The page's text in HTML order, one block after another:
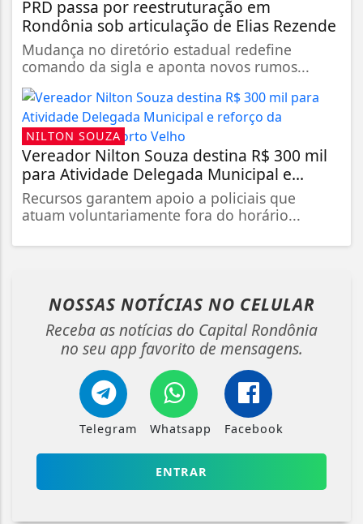
PRD passa por reestruturação em
Rondônia sob articulação de Elias Rezende
Mudança no diretório estadual redefine
comando da sigla e aponta novos rumos...
NILTON SOUZA
Vereador Nilton Souza destina R$ 300 mil
para Atividade Delegada Municipal e...
Recursos garantem apoio a policiais que
atuam voluntariamente fora do horário...
NOSSAS NOTÍCIAS NO CELULAR
Receba as notícias do Capital Rondônia
no seu app favorito de mensagens.
Telegram Whatsapp Facebook
ENTRAR